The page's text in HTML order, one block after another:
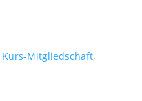
Kurs-Mitgliedschaft,